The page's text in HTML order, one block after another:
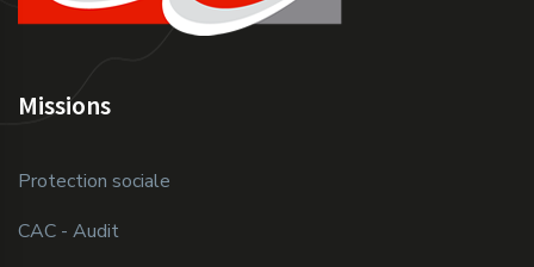
Missions
Protection sociale
CAC - Audit